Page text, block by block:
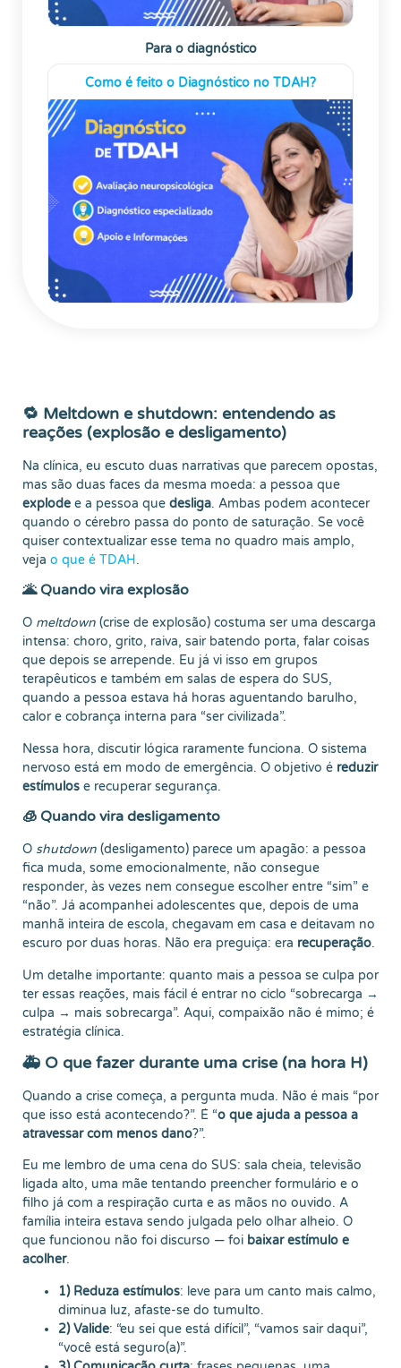
Para o diagnóstico
Como é feito o Diagnóstico no TDAH?
🔁 Meltdown e shutdown: entendendo as
reações (explosão e desligamento)
Na clínica, eu escuto duas narrativas que parecem opostas,
mas são duas faces da mesma moeda: a pessoa que
explode e a pessoa que desliga. Ambas podem acontecer
quando o cérebro passa do ponto de saturação. Se você
quiser contextualizar esse tema no quadro mais amplo,
veja o que é TDAH.
🌋 Quando vira explosão
O meltdown (crise de explosão) costuma ser uma descarga
intensa: choro, grito, raiva, sair batendo porta, falar coisas
que depois se arrepende. Eu já vi isso em grupos
terapêuticos e também em salas de espera do SUS,
quando a pessoa estava há horas aguentando barulho,
calor e cobrança interna para “ser civilizada”.
Nessa hora, discutir lógica raramente funciona. O sistema
nervoso está em modo de emergência. O objetivo é reduzir
estímulos e recuperar segurança.
🧊 Quando vira desligamento
O shutdown (desligamento) parece um apagão: a pessoa
fica muda, some emocionalmente, não consegue
responder, às vezes nem consegue escolher entre “sim” e
“não”. Já acompanhei adolescentes que, depois de uma
manhã inteira de escola, chegavam em casa e deitavam no
escuro por duas horas. Não era preguiça: era recuperação.
Um detalhe importante: quanto mais a pessoa se culpa por
ter essas reações, mais fácil é entrar no ciclo “sobrecarga →
culpa → mais sobrecarga”. Aqui, compaixão não é mimo; é
estratégia clínica.
🚑 O que fazer durante uma crise (na hora H)
Quando a crise começa, a pergunta muda. Não é mais “por
que isso está acontecendo?”. É “o que ajuda a pessoa a
atravessar com menos dano?”.
Eu me lembro de uma cena do SUS: sala cheia, televisão
ligada alto, uma mãe tentando preencher formulário e o
filho já com a respiração curta e as mãos no ouvido. A
família inteira estava sendo julgada pelo olhar alheio. O
que funcionou não foi discurso — foi baixar estímulo e
acolher.
1) Reduza estímulos: leve para um canto mais calmo,
diminua luz, afaste-se do tumulto.
2) Valide: “eu sei que está difícil”, “vamos sair daqui”,
“você está seguro(a)”.